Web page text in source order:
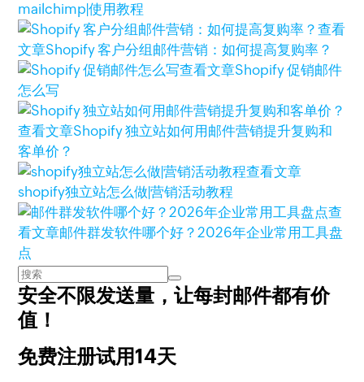
mailchimp|使用教程
查看
文章Shopify 客户分组邮件营销：如何提高复购率？
查看文章Shopify 促销邮件
怎么写
查看文章Shopify 独立站如何用邮件营销提升复购和
客单价？
查看文章
shopify独立站怎么做|营销活动教程
查
看文章邮件群发软件哪个好？2026年企业常用工具盘
点
安全不限发送量，让每封邮件都有价
值！
免费注册试用14天